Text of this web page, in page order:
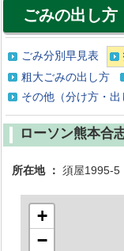
ごみの出し方
ごみ分別早見表
粗大ごみの出し方
その他（分け方・出
ローソン熊本合
所在地 ：須屋1995-5
+
−